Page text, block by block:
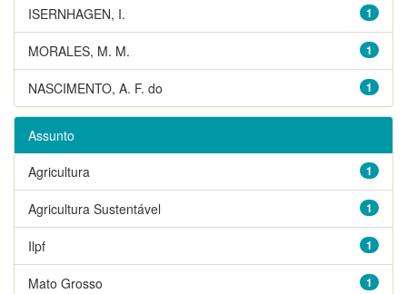
1
ISERNHAGEN, I.
1
MORALES, M. M.
1
NASCIMENTO, A. F. do
Assunto
1
Agricultura
1
Agricultura Sustentável
1
Ilpf
1
Mato Grosso